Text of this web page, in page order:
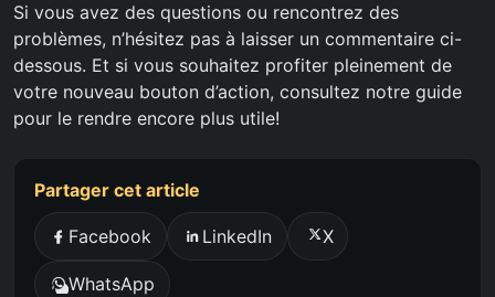
Si vous avez des questions ou rencontrez des
problèmes, n’hésitez pas à laisser un commentaire ci-
dessous. Et si vous souhaitez profiter pleinement de
votre nouveau bouton d’action, consultez notre guide
pour le rendre encore plus utile!
Partager cet article
Facebook LinkedIn X
WhatsApp